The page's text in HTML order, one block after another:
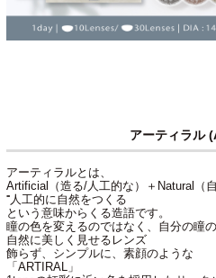
アーティラル
アーティラルとは、
Artificial（造る/人工的な）＋Natural（自
⁼人工的に自然をつくる
という意味からくる造語です。
瞳の色を変えるのではなく、自分の瞳
自然に美しく見せるレンズ
飾らず、シンプルに、素顔のような
「ARTIRAL」